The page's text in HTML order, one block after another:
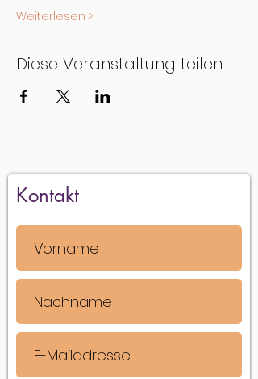
Weiterlesen >
Diese Veranstaltung teilen
Kontakt